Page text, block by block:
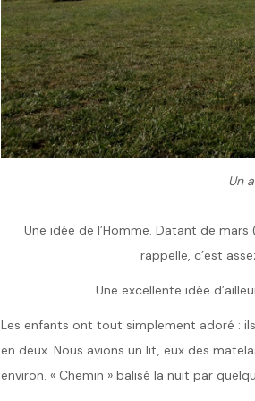
Un
Une idée de l’Homme. Datant de
rappelle, c’est
Une excellente idée
Les enfants ont tout simplement adoré :
en deux. Nous avions un lit, eux des
environ. « Chemin » balisé la nuit par